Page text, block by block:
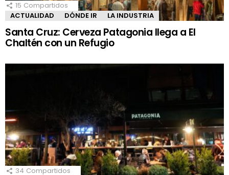
15 Compartidos
ACTUALIDAD
DÓNDE IR LA INDUSTRIA
Santa Cruz: Cerveza Patagonia llega a El
Chaltén con un Refugio
34 Compartidos